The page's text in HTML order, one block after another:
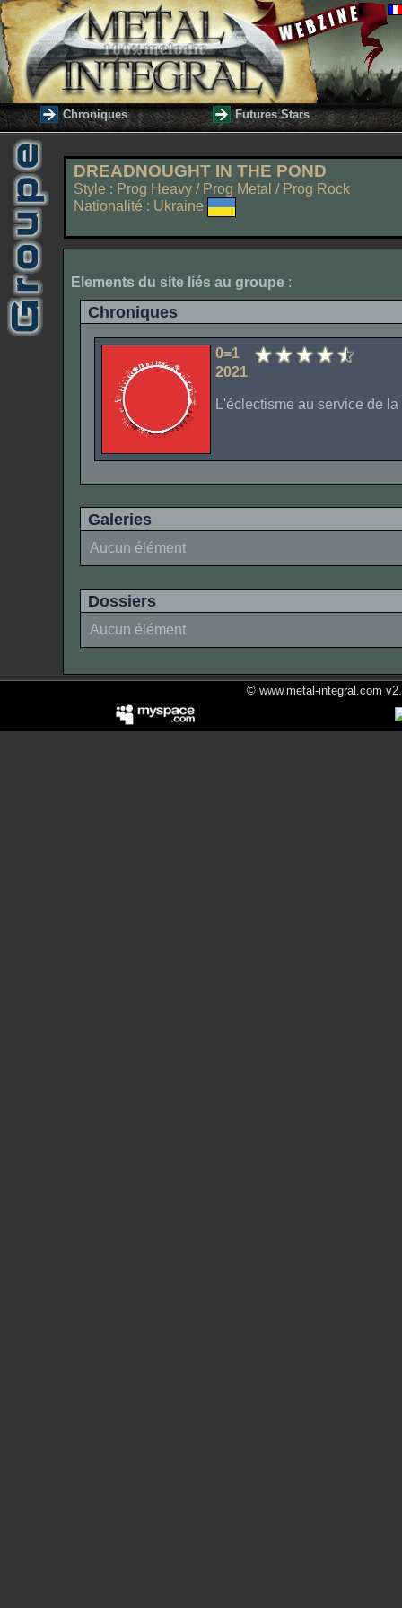
Chroniques Futures Stars
DREADNOUGHT IN THE POND
Style : Prog Heavy / Prog Metal / Prog Rock
Nationalité : Ukraine
Elements du site liés au groupe :
Chroniques
0=1
2021
L'éclectisme au service de
Galeries
Aucun élément
Dossiers
Aucun élément
© www.metal-integral.com